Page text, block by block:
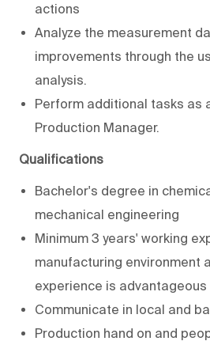
actions
Analyze the measurement
improvements through the
analysis.
Perform additional tasks as
Production Manager.
Qualifications
Bachelor's degree in
mechanical engineering
Minimum 3 years' working
manufacturing environment
experience is advantageous
Communicate in local and
Production hand on and